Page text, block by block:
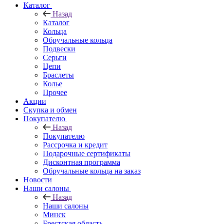
Каталог
Назад
Каталог
Кольца
Обручальные кольца
Подвески
Серьги
Цепи
Браслеты
Колье
Прочее
Акции
Скупка и обмен
Покупателю
Назад
Покупателю
Рассрочка и кредит
Подарочные сертификаты
Дисконтная программа
Обручальные кольца на заказ
Новости
Наши салоны
Назад
Наши салоны
Минск